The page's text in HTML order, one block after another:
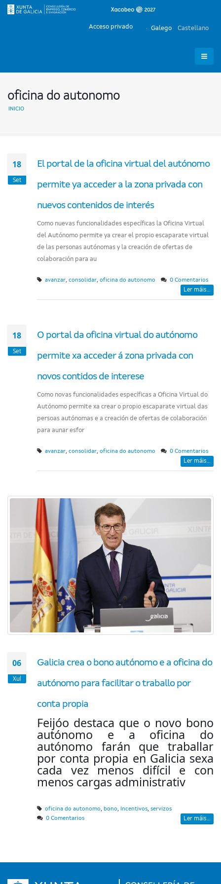
Galego Castellano
Acceso privado
oficina do autonomo
INICIO
18
Set
El portal de la oficina virtual del autónomo
permite ya acceder a la zona privada con
nuevos contenidos de interés
Como nuevas funcionalidades específicas la Oficina Virtual
del Autónomo permite ya crear el propio escaparate virtual
de las personas autónomas y la creación de ofertas de
colaboración para au
avanzar consolidar oficina do autonomo
0 Comentarios
Ler máis...
18
Set
O portal da oficina virtual do autónomo
permite xa acceder á zona privada con
novos contidos de interese
Como novas funcionalidades específicas a Oficina Virtual do
Autónomo permite xa crear o propio escaparate virtual das
persoas autónomas e a creación de ofertas de colaboración
para aunar esfor
avanzar consolidar oficina do autonomo
0 Comentarios
Ler máis...
06
Xul
Galicia crea o bono autónomo e a oficina do
autónomo para facilitar o traballo por
conta propia
Feijóo destaca que o novo bono
autónomo e a oficina do
autónomo farán que traballar
por conta propia en Galicia sexa
cada vez menos difícil e con
menos cargas administrativ
oficina do autonomo bono Incentivos servizos
0 Comentarios
Ler máis...